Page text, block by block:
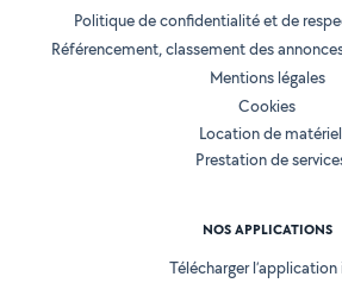
Politique de confidentialité et de
Référencement, classement des
Mentions légales
Cookies
Location de matériel
Prestation de
NOS APPLICATIONS
Télécharger l’application